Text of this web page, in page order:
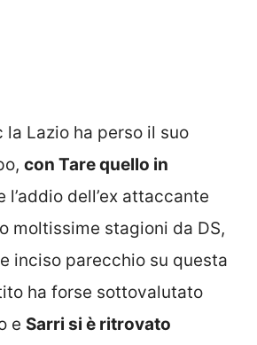
la Lazio ha perso il suo
con Tare quello in
l’addio dell’ex attaccante
moltissime stagioni da DS,
inciso parecchio su questa
ha forse sottovalutato
e Sarri si è ritrovato